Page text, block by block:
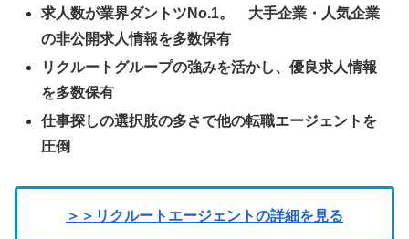
求人数が業界ダントツNo.1。 大手企業・人気企業
の非公開求人情報を多数保有
リクルートグループの強みを活かし、優良求人情報
を多数保有
仕事探しの選択肢の多さで他の転職エージェントを
圧倒
＞＞リクルートエージェントの詳細を見る